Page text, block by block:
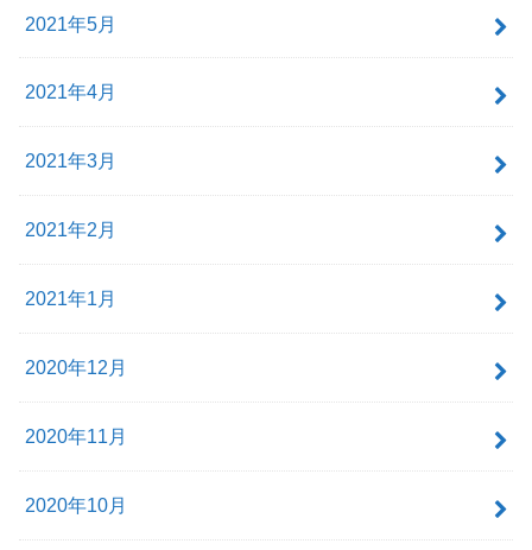
2021年5月
2021年4月
2021年3月
2021年2月
2021年1月
2020年12月
2020年11月
2020年10月